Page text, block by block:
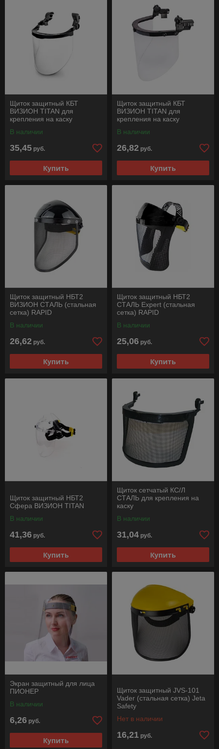
Щиток защитный КБТ
ВИЗИОН TITAN для
крепления на каску
В наличии
35,45 руб.
Купить
Щиток защитный КБТ
ВИЗИОН TITAN для
крепления на каску
В наличии
26,82 руб.
Купить
Щиток защитный НБТ2
ВИЗИОН СТАЛЬ (стальная
сетка) RAPID
В наличии
26,62 руб.
Купить
Щиток защитный НБТ2
СТАЛЬ Expert (стальная
сетка) RAPID
В наличии
25,06 руб.
Купить
Щиток защитный НБТ2
Сфера ВИЗИОН TITAN
В наличии
41,36 руб.
Купить
Щиток сетчатый КС/Л
СТАЛЬ для крепления на
каску
В наличии
31,04 руб.
Купить
Экран защитный для лица
ПИОНЕР
В наличии
6,26 руб.
Купить
Щиток защитный JVS-101
Vader (стальная сетка) Jeta
Safety
Нет в наличии
16,21 руб.